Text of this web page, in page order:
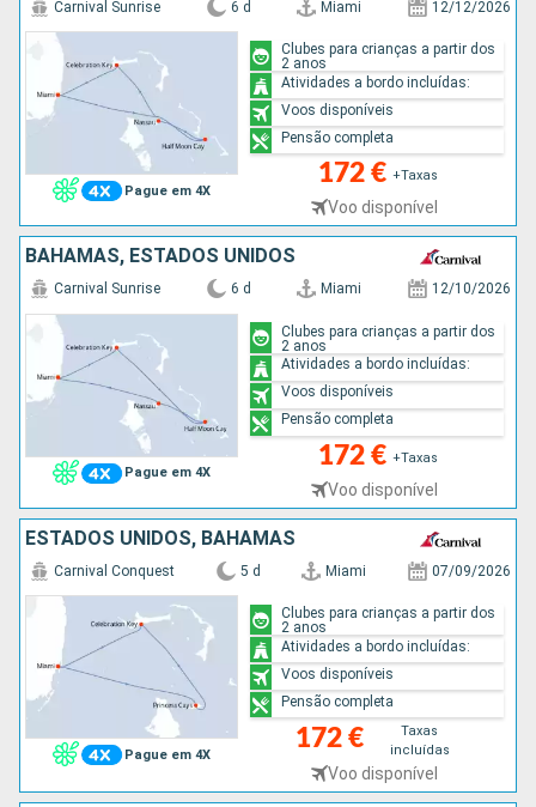
Pague em 4X
Carnival Sunrise 6 d Miami 12/12/2026
172 € +Taxas
Voo disponível
Clubes para crianças a partir dos
2 anos
Atividades a bordo incluídas:
Voos disponíveis
Pensão completa
BAHAMAS, ESTADOS UNIDOS
Pague em 4X
Carnival Sunrise 6 d Miami 12/10/2026
172 € +Taxas
Voo disponível
Clubes para crianças a partir dos
2 anos
Atividades a bordo incluídas:
Voos disponíveis
Pensão completa
ESTADOS UNIDOS, BAHAMAS
Pague em 4X
Carnival Conquest 5 d Miami 07/09/2026
172 €
Taxas
incluídas
Voo disponível
Clubes para crianças a partir dos
2 anos
Atividades a bordo incluídas:
Voos disponíveis
Pensão completa